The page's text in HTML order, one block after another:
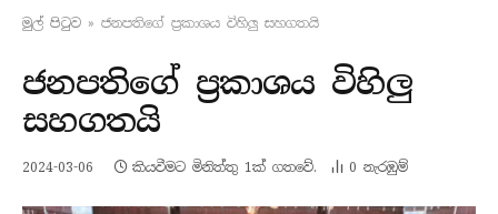
මුල් පිටු​ව » ජනපතිගේ ප්‍රකාශය විහිලු සහගතයි
ජනපතිගේ ප්‍රකාශය විහිලු
සහගතයි
2024-03-06 කියවීමට මිනිත්තු 1ක් ගතවේ. 0 නැරඹු​ම්